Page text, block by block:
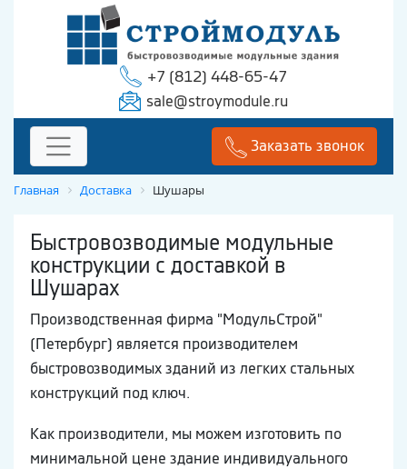
+7 (812) 448-65-47
sale@stroymodule.ru
Заказать звонок
Главная Доставка Шушары
Быстровозводимые модульные
конструкции с доставкой в
Шушарах
Производственная фирма "МодульСтрой"
(Петербург) является производителем
быстровозводимых зданий из легких стальных
конструкций под ключ.
Как производители, мы можем изготовить по
минимальной цене здание индивидуального